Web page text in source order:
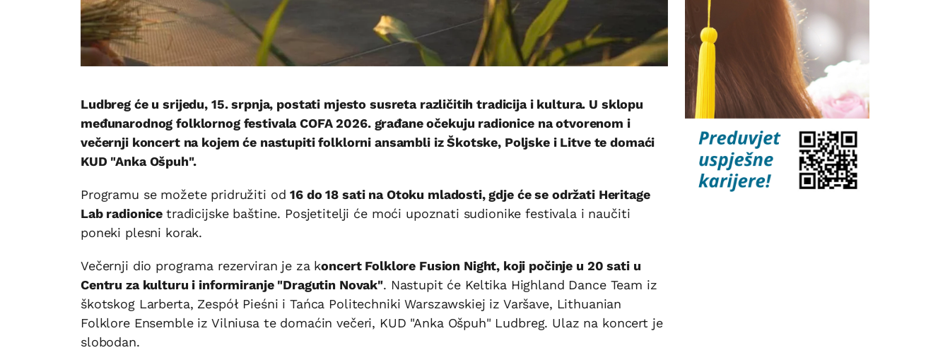
Ludbreg će u srijedu, 15. srpnja, postati mjesto susreta različitih tradicija i kultura. U sklopu
međunarodnog folklornog festivala COFA 2026. građane očekuju radionice na otvorenom i
večernji koncert na kojem će nastupiti folklorni ansambli iz Škotske, Poljske i Litve te domaći
KUD "Anka Ošpuh".
Programu se možete pridružiti od16 do 18 sati na Otoku mladosti, gdje će se održati Heritage
Lab radionice tradicijske baštine. Posjetitelji će moći upoznati sudionike festivala i naučiti
poneki plesni korak.
Večernji dio programa rezerviran je za koncert Folklore Fusion Night, koji počinje u 20 sati u
Centru za kulturu i informiranje "Dragutin Novak". Nastupit će Keltika Highland Dance Team iz
škotskog Larberta, Zespół Pieśni i Tańca Politechniki Warszawskiej iz Varšave, Lithuanian
Folklore Ensemble iz Vilniusa te domaćin večeri, KUD "Anka Ošpuh" Ludbreg. Ulaz na koncert je
slobodan.